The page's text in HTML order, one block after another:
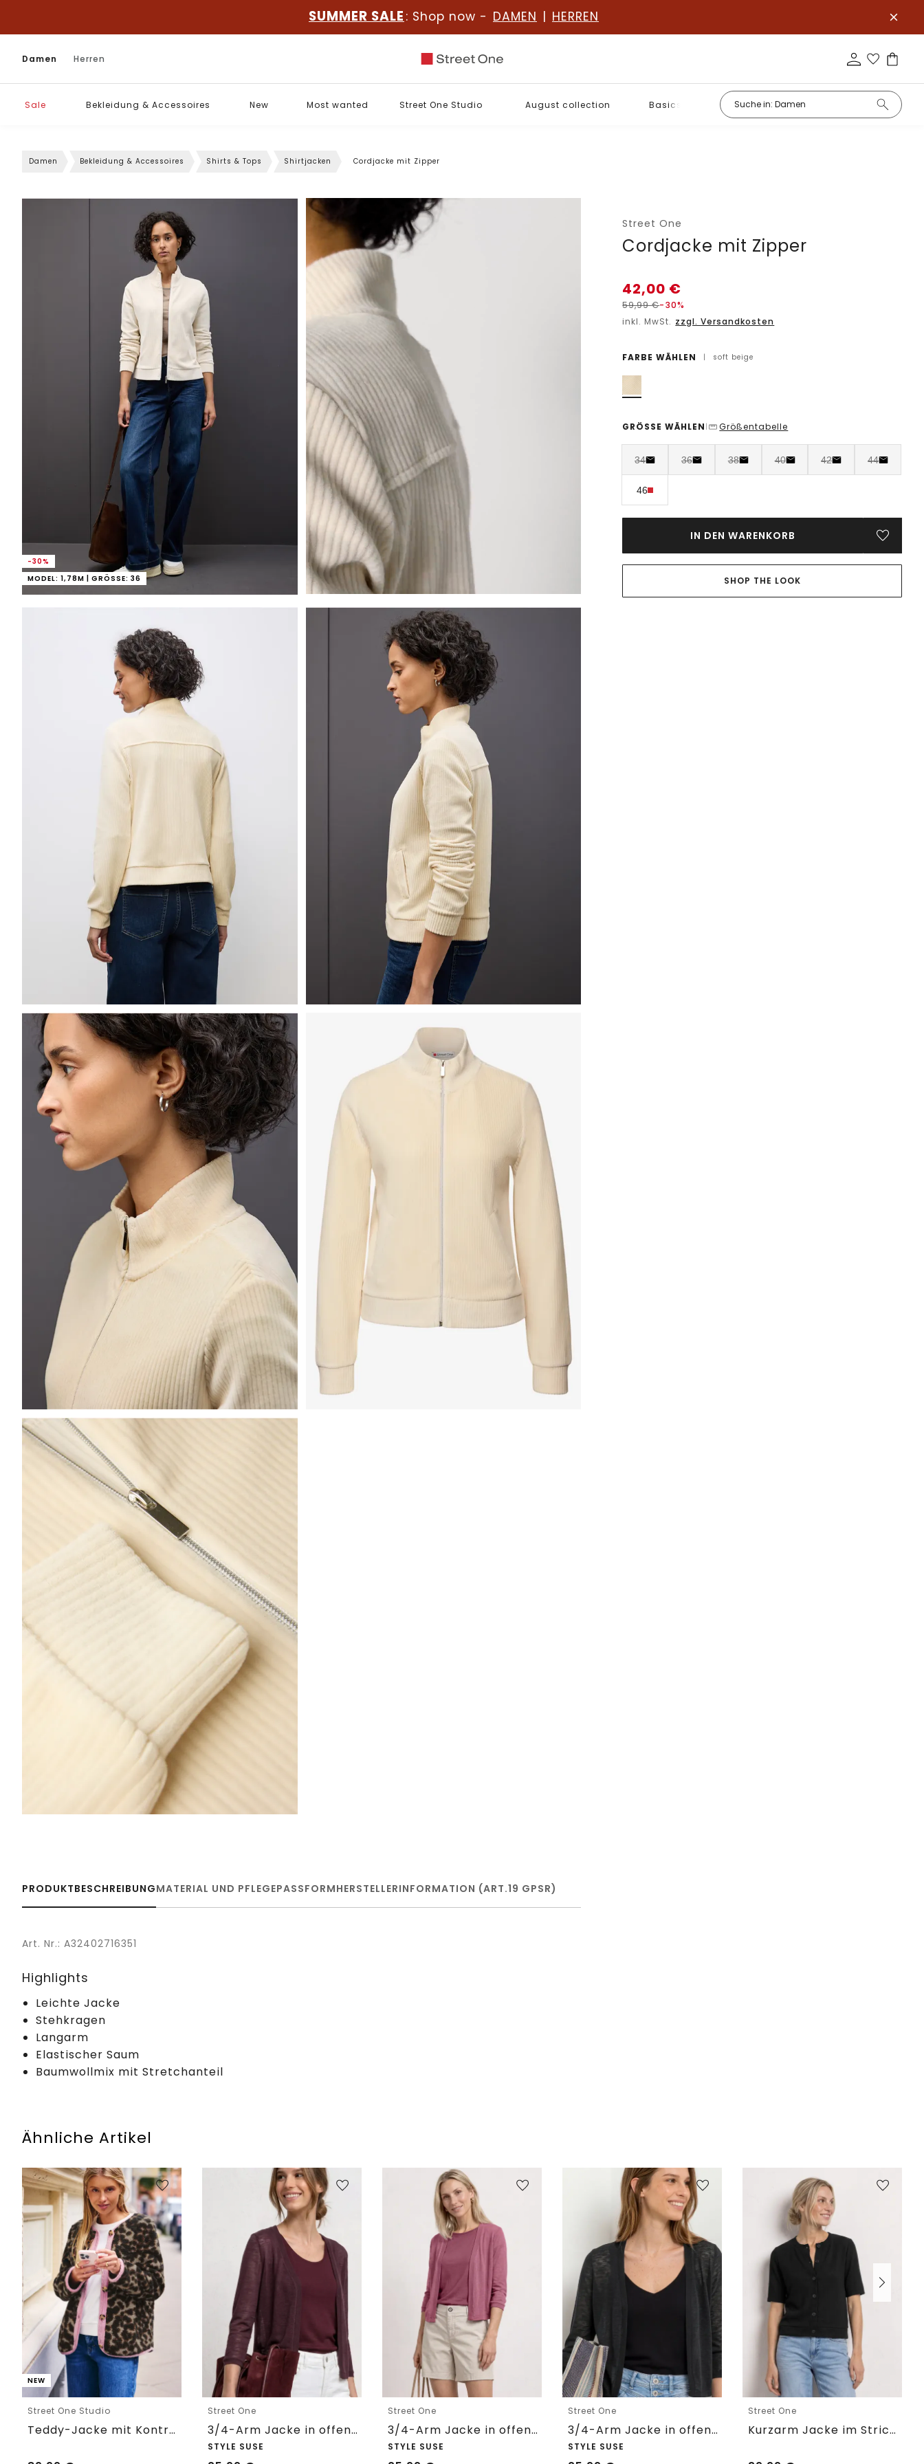
SUMMER SALE : Shop now - DAMEN | HERREN
Damen Herren
Sale Bekleidung & Accessoires New Most wanted Street One Studio August collection Basics
Damen Bekleidung & Accessoires Shirts & Tops Shirtjacken Cordjacke mit Zipper
-30%
MODEL: 1,78M | GRÖSSE: 36
Street One
Cordjacke mit Zipper
42,00 €
59,99€-30%
inkl. MwSt. zzgl. Versandkosten
FARBE WÄHLEN | soft beige
GRÖSSE WÄHLEN | Größentabelle
34 36 38 40 42 44
46
IN DEN WARENKORB
SHOP THE LOOK
PRODUKTBESCHREIBUNGMATERIAL UND PFLEGEPASSFORMHERSTELLERINFORMATION (ART.19 GPSR)
Art. Nr.: A32402716351
Highlights
Leichte Jacke
Stehkragen
Langarm
Elastischer Saum
Baumwollmix mit Stretchanteil
Ähnliche Artikel
NEW
Street One Studio
Teddy-Jacke mit Kontrastdetail
Street One
3/4-Arm Jacke in offener Passform
STYLE SUSE
Street One
3/4-Arm Jacke in offener Passform
STYLE SUSE
Street One
3/4-Arm Jacke in offener Passform
STYLE SUSE
Street One
Kurzarm Jacke im Strick-Look